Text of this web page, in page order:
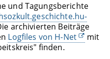
und Tagungsberichte
archivierten Beiträge
Logfiles von H-Net
mit
finden.